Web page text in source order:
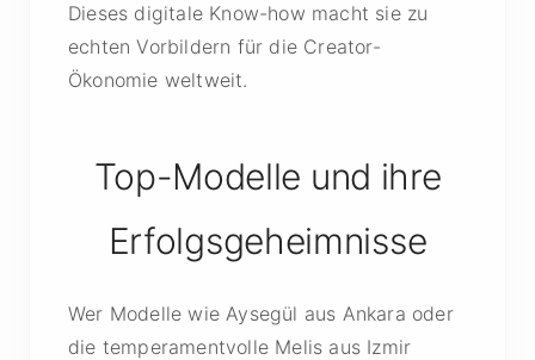
Dieses digitale Know-how macht sie zu
echten Vorbildern für die Creator-
Ökonomie weltweit.
Top-Modelle und ihre
Erfolgsgeheimnisse
Wer Modelle wie Aysegül aus Ankara oder
die temperamentvolle Melis aus Izmir